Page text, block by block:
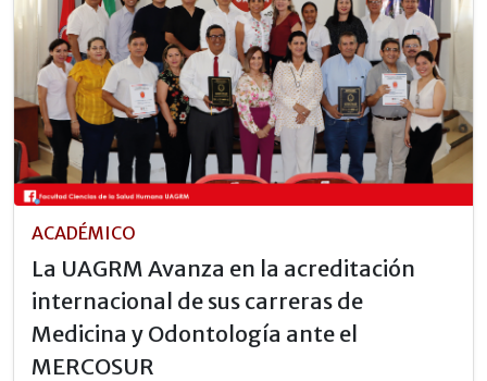
ACADÉMICO
La UAGRM Avanza en la acreditación
internacional de sus carreras de
Medicina y Odontología ante el
MERCOSUR